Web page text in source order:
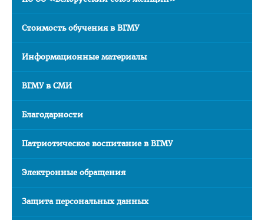
Подтверждение квалификации (провизоры)
Перераспределение
Алгоритм получения справки о самостоятельном
Школа молодого специалиста
ИНОСТРАННЫМ ГРАЖДАНАМ
Стоимость обучения в ВГМУ
Информационные материалы
ВГМУ в СМИ
Благодарности
Патриотическое воспитание в ВГМУ
Электронные обращения
Защита персональных данных